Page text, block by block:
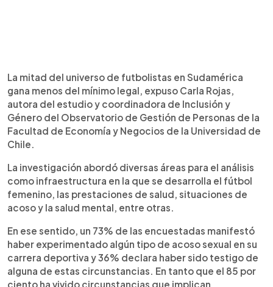
La mitad del universo de futbolistas en Sudamérica
gana menos del mínimo legal, expuso Carla Rojas,
autora del estudio y coordinadora de Inclusión y
Género del Observatorio de Gestión de Personas de la
Facultad de Economía y Negocios de la Universidad de
Chile.
La investigación abordó diversas áreas para el análisis
como infraestructura en la que se desarrolla el fútbol
femenino, las prestaciones de salud, situaciones de
acoso y la salud mental, entre otras.
En ese sentido, un 73% de las encuestadas manifestó
haber experimentado algún tipo de acoso sexual en su
carrera deportiva y 36% declara haber sido testigo de
alguna de estas circunstancias. En tanto que el 85 por
ciento ha vivido circunstancias que implican